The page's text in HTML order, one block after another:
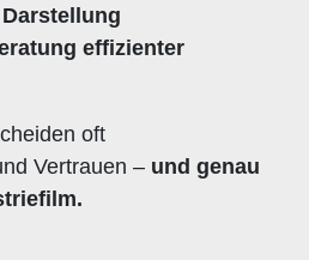
effizienter
oft
Vertrauen – und genau